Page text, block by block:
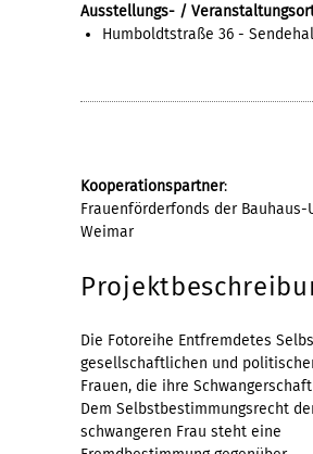
Ausstellungs- /
Humboldtstraße 36 -
Kooperationspartner:
Frauenförderfonds der
Weimar
Die Fotoreihe Entfremdetes
gesellschaftlichen und
Frauen, die ihre
Dem Selbstbestimmungsrecht
schwangeren Frau steht eine